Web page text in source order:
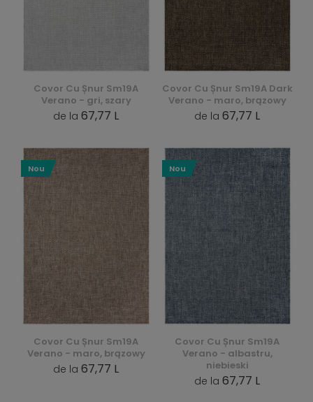
Covor Cu Șnur Sm19A
Verano - gri, szary
de la 67,77 L
Covor Cu Șnur Sm19A Dark
Verano - maro, brązowy
de la 67,77 L
Covor Cu Șnur Sm19A
Verano - maro, brązowy
de la 67,77 L
Nou
Covor Cu Șnur Sm19A
Verano - albastru,
niebieski
de la 67,77 L
Nou